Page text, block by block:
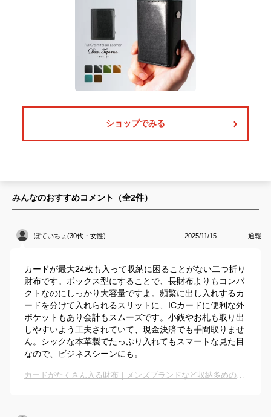
ショップでみる
みんなのおすすめコメント（全2件）
ぽていちょ(30代・女性) 2025/11/15 通報
カードが最大24枚も入って収納に困ることがない二つ折り
財布です。ボックス型にすることで、長財布よりもコンパ
クトなのにしっかり大容量ですよ。頻繁に出し入れするカ
ードを分けて入れられるスリットに、ICカードに便利な外
ポケットもあり会計もスムーズです。小銭やお札も取り出
しやすいよう工夫されていて、現金決済でも手間取りませ
ん。シックな本革製でたっぷり入れてもスマートな見た目
なので、ビジネスシーンにも。
カードがたくさん入る財布｜メンズブランドなど収納多めのおすすめは？